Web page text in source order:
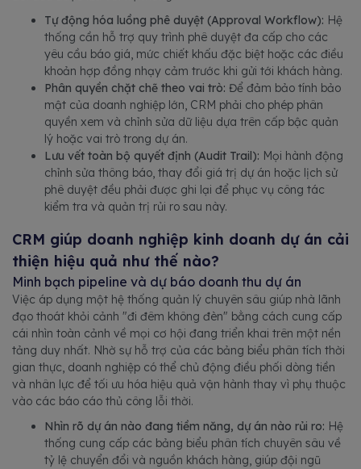
Tự động hóa luồng phê duyệt (Approval Workflow): Hệ
thống cần hỗ trợ quy trình phê duyệt đa cấp cho các
yêu cầu báo giá, mức chiết khấu đặc biệt hoặc các điều
khoản hợp đồng nhạy cảm trước khi gửi tới khách hàng.
Phân quyền chặt chẽ theo vai trò: Để đảm bảo tính bảo
mật của doanh nghiệp lớn, CRM phải cho phép phân
quyền xem và chỉnh sửa dữ liệu dựa trên cấp bậc quản
lý hoặc vai trò trong dự án.
Lưu vết toàn bộ quyết định (Audit Trail): Mọi hành động
chỉnh sửa thông báo, thay đổi giá trị dự án hoặc lịch sử
phê duyệt đều phải được ghi lại để phục vụ công tác
kiểm tra và quản trị rủi ro sau này.
CRM giúp doanh nghiệp kinh doanh dự án cải
thiện hiệu quả như thế nào?
Minh bạch pipeline và dự báo doanh thu dự án
Việc áp dụng một hệ thống quản lý chuyên sâu giúp nhà lãnh
đạo thoát khỏi cảnh "đi đêm không đèn" bằng cách cung cấp
cái nhìn toàn cảnh về mọi cơ hội đang triển khai trên một nền
tảng duy nhất. Nhờ sự hỗ trợ của các bảng biểu phân tích thời
gian thực, doanh nghiệp có thể chủ động điều phối dòng tiền
và nhân lực để tối ưu hóa hiệu quả vận hành thay vì phụ thuộc
vào các báo cáo thủ công lỗi thời.
Nhìn rõ dự án nào đang tiềm năng, dự án nào rủi ro: Hệ
thống cung cấp các bảng biểu phân tích chuyên sâu về
tỷ lệ chuyển đổi và nguồn khách hàng, giúp đội ngũ